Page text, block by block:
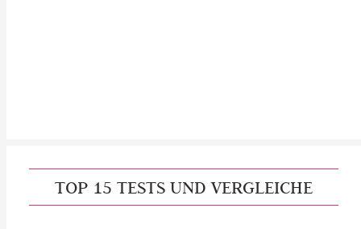
TOP 15 TESTS UND VERGLEICHE